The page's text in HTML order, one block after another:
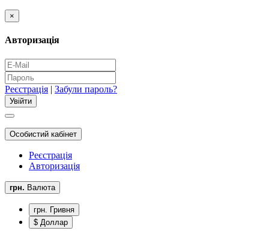
×
Авторизація
Реєстрація | Забули пароль?
Особистий кабінет
Реєстрація
Авторизація
грн. Валюта
грн. Гривня
$ Доллар